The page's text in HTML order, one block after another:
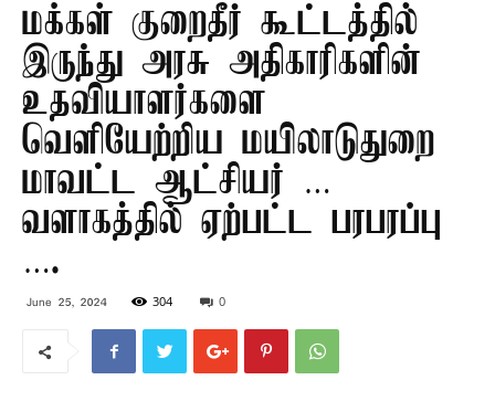
மக்கள் குறைதீர் கூட்டத்தில்
இருந்து அரசு அதிகாரிகளின்
உதவியாளர்களை
வெளியேற்றிய மயிலாடுதுறை
மாவட்ட ஆட்சியர் …
வளாகத்தில் ஏற்பட்ட பரபரப்பு
….
June 25, 2024 304 0